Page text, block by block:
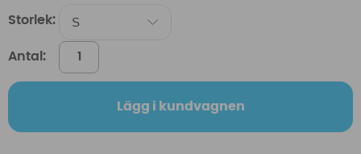
Storlek:
Antal:
Lägg i kundvagnen